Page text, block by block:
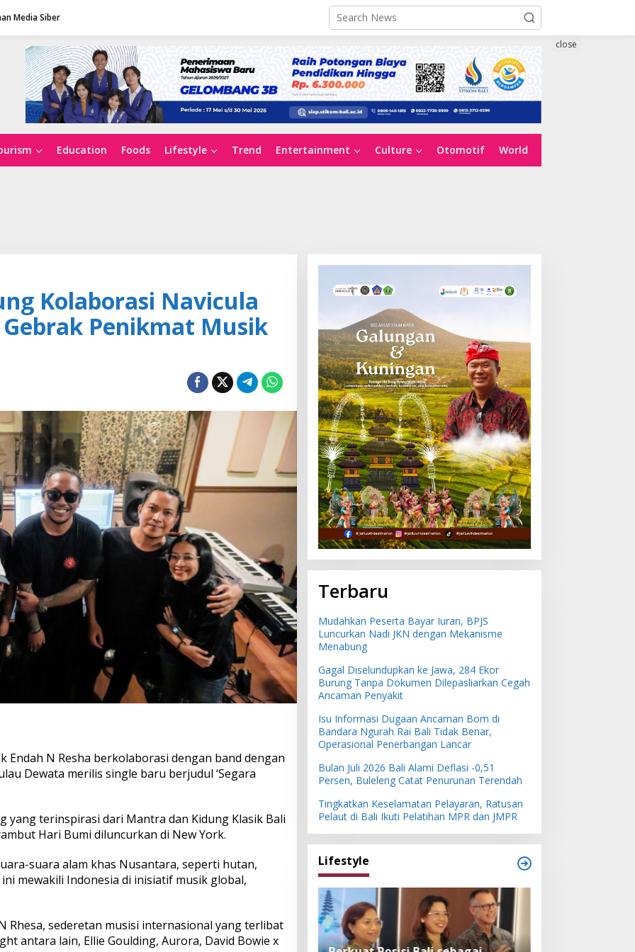
Media Siber
Education Foods Lifestyle Trend Entertainment Culture Otomotif World
close
Kolaborasi Navicula
Gebrak Penikmat Musik
Endah N Resha berkolaborasi dengan band dengan
Dewata merilis single baru berjudul ‘Segara
yang terinspirasi dari Mantra dan Kidung Klasik Bali
Hari Bumi diluncurkan di New York.
suara alam khas Nusantara, seperti hutan,
mewakili Indonesia di inisiatif musik global,
Rhesa, sederetan musisi internasional yang terlibat
antara lain, Ellie Goulding, Aurora, David Bowie x
Terbaru
Mudahkan Peserta Bayar Iuran, BPJS
Luncurkan Nadi JKN dengan Mekanisme
Menabung
Gagal Diselundupkan ke Jawa, 284 Ekor
Burung Tanpa Dokumen Dilepasliarkan Cegah
Ancaman Penyakit
Isu Informasi Dugaan Ancaman Bom di
Bandara Ngurah Rai Bali Tidak Benar,
Operasional Penerbangan Lancar
Bulan Juli 2026 Bali Alami Deflasi -0,51
Persen, Buleleng Catat Penurunan Terendah
Tingkatkan Keselamatan Pelayaran, Ratusan
Pelaut di Bali Ikuti Pelatihan MPR dan JMPR
Lifestyle